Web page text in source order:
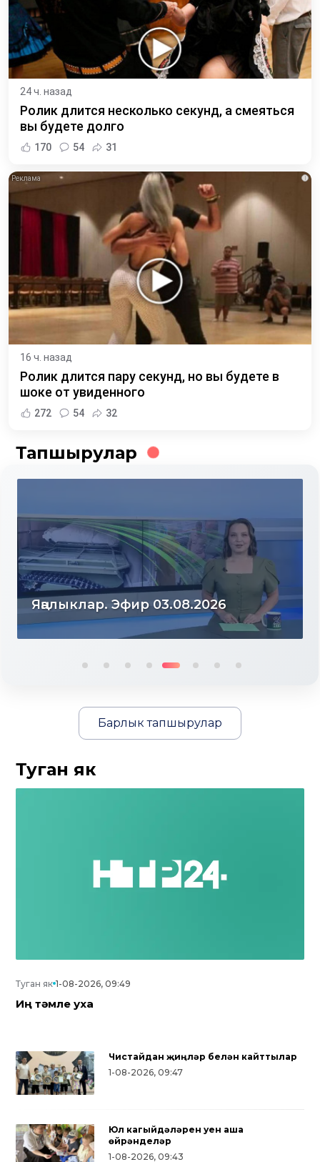
24 ч. назад
Ролик длится несколько секунд, а смеяться
вы будете долго
170 54 31
i
16 ч. назад
Ролик длится пару секунд, но вы будете в
шоке от увиденного
272 54 32
Тапшырулар
Яңалыклар. Эфир 03.08.2026
Барлык тапшырулар
Туган як
Туган як 1-08-2026, 09:49
Иң тәмле уха
Чистайдан җиңүләр белән кайттылар
1-08-2026, 09:47
Юл кагыйдәләрен уен аша
өйрәнделәр
1-08-2026, 09:43